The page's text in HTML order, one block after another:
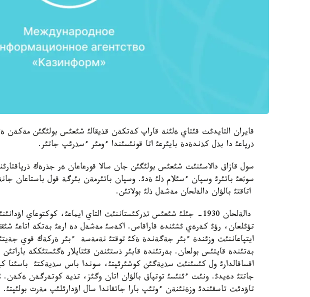
قايران التايدئث قئتاي ةلئنة قاراپ كةتكةن قذيقالئ شئعئس بولئگئن مةكةن
ذرپاعئ دا بذل كذندةدة بايئرعئ اتا قونئسئندا ءومئر ءسذرئپ جاتئر.
سول قازاق دالاسئنئث شئعئس بولئگئن جان سالا قورعاعان ةر جذرةك
سوثعئ باتئرئ وسپان ءسئلام ذلئ ةدئ. وسپان باتئرمةن بئرگة قول باستاعان
اتاقتئ بالؤان دالةلحان مةشةل ذلئ بولاتئن.
دالةلحان 1930- جئلئ شئعئس تذركئستاننئث التاي ايماعئ، كوكتوعاي
تؤئلعان، رؤئ كةرةي ئشئندة قاراقاس. اكةسئ مةشةل دة ارعئ بةتكة اتاعئ
ايتپاعاننئث وزئندة ءبئر جةگةندة ةكئ توقتئ نةمةسة ءبئر ةركةك قوي
بةتئندة قايتئس بولعان. بةرتئندة قابئر ذستئنةن قئتايلار ةگئستئككة
اقساقالدارئ ول كئسئنئث سذيةگئن كوشئرئپتئ، سوندا باس سذيةكتئ باسئنا
تاؤدئث تاسقئندئ وزةنئنةن ءوتئپ بارا جاتقاندا سال اؤدارئلئپ مةرت بولئپتئ.